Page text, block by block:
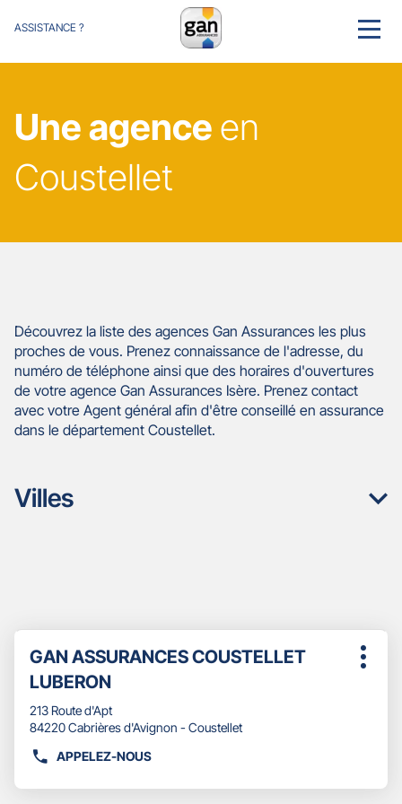
ASSISTANCE ? MENU
Une agence en
Coustellet
Découvrez la liste des agences Gan Assurances les plus
proches de vous. Prenez connaissance de l'adresse, du
numéro de téléphone ainsi que des horaires d'ouvertures
de votre agence Gan Assurances Isère. Prenez contact
avec votre Agent général afin d'être conseillé en assurance
dans le département Coustellet.
Villes
sur
touche
ENTRÉE
pour
amples
Point
de
vente
:
GAN ASSURANCES COUSTELLET
LUBERON
213 Route d'Apt
84220 Cabrières d'Avignon - Coustellet
APPELEZ-NOUS
AFFICHER
Plus